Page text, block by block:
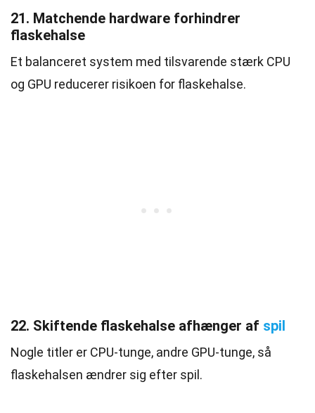
21. Matchende hardware forhindrer
flaskehalse
Et balanceret system med tilsvarende stærk CPU
og GPU reducerer risikoen for flaskehalse.
22. Skiftende flaskehalse afhænger af spil
Nogle titler er CPU-tunge, andre GPU-tunge, så
flaskehalsen ændrer sig efter spil.